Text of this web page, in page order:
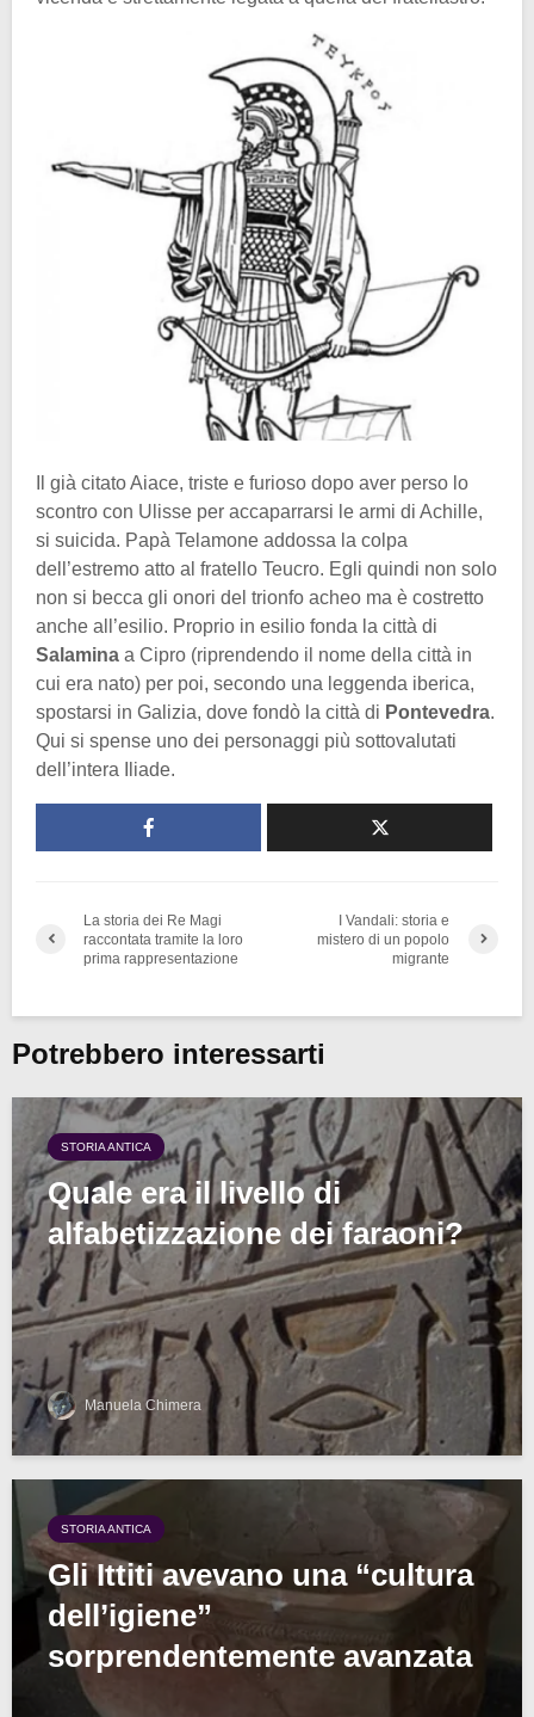
Il già citato Aiace, triste e furioso dopo aver perso lo
scontro con Ulisse per accaparrarsi le armi di Achille,
si suicida. Papà Telamone addossa la colpa
dell’estremo atto al fratello Teucro. Egli quindi non solo
non si becca gli onori del trionfo acheo ma è costretto
anche all’esilio. Proprio in esilio fonda la città di
Salamina a Cipro (riprendendo il nome della città in
cui era nato) per poi, secondo una leggenda iberica,
spostarsi in Galizia, dove fondò la città di Pontevedra.
Qui si spense uno dei personaggi più sottovalutati
dell’intera Iliade.
La storia dei Re Magi
raccontata tramite la loro
prima rappresentazione
I Vandali: storia e
mistero di un popolo
migrante
Potrebbero interessarti
STORIA ANTICA
Quale era il livello di
alfabetizzazione dei faraoni?
Manuela Chimera
STORIA ANTICA
Gli Ittiti avevano una “cultura
dell’igiene”
sorprendentemente avanzata